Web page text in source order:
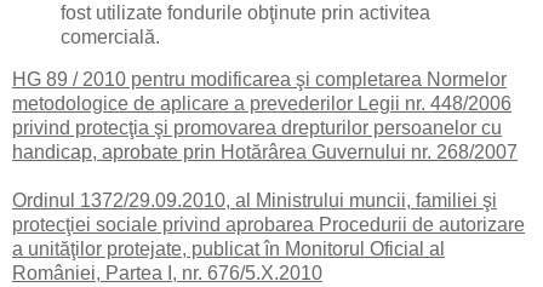
fost utilizate fondurile obţinute prin activitea
comercială.
HG 89 / 2010 pentru modificarea şi completarea Normelor
metodologice de aplicare a prevederilor Legii nr. 448/2006
privind protecţia şi promovarea drepturilor persoanelor cu
handicap, aprobate prin Hotărârea Guvernului nr. 268/2007
Ordinul 1372/29.09.2010, al Ministrului muncii, familiei şi
protecţiei sociale privind aprobarea Procedurii de autorizare
a unităţilor protejate, publicat în Monitorul Oficial al
României, Partea I, nr. 676/5.X.2010